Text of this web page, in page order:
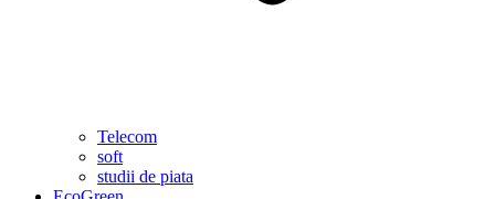
Telecom
soft
studii de piata